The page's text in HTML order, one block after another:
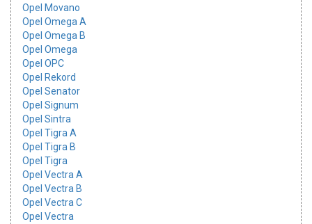
Opel Movano
Opel Omega A
Opel Omega B
Opel Omega
Opel OPC
Opel Rekord
Opel Senator
Opel Signum
Opel Sintra
Opel Tigra A
Opel Tigra B
Opel Tigra
Opel Vectra A
Opel Vectra B
Opel Vectra C
Opel Vectra